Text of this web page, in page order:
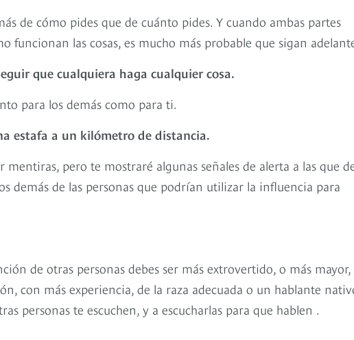
de cómo pides que de cuánto pides. Y cuando ambas partes
funcionan las cosas, es mucho más probable que sigan
que cualquiera haga cualquier cosa.
para los demás como para ti.
estafa a un kilómetro de distancia.
mentiras, pero te mostraré algunas señales de alerta a las que
demás de las personas que podrían utilizar la influencia para
de otras personas debes ser más extrovertido, o más mayor,
con más experiencia, de la raza adecuada o un hablante
personas te escuchen, y a escucharlas para que hablen .